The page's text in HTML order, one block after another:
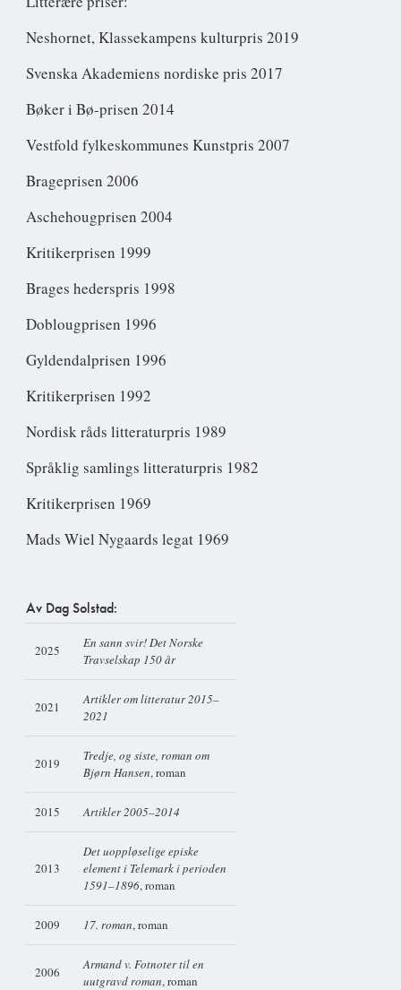
Neshornet, Klassekampens kulturpris 2019
Svenska Akademiens nordiske pris 2017
Bøker i Bø-prisen 2014
Vestfold fylkeskommunes Kunstpris 2007
Brageprisen 2006
Aschehougprisen 2004
Kritikerprisen 1999
Brages hederspris 1998
Doblougprisen 1996
Gyldendalprisen 1996
Kritikerprisen 1992
Nordisk råds litteraturpris 1989
Språklig samlings litteraturpris 1982
Kritikerprisen 1969
Mads Wiel Nygaards legat 1969
Av Dag Solstad:
2025
En sann svir! Det Norske
Travselskap 150 år
2021
Artikler om litteratur 2015–
2021
2019
Tredje, og siste, roman om
Bjørn Hansen, roman
2015 Artikler 2005–2014
2013
Det uoppløselige episke
element i Telemark i perioden
1591–1896, roman
2009 17. roman, roman
2006
Armand v. Fotnoter til en
uutgravd roman, roman